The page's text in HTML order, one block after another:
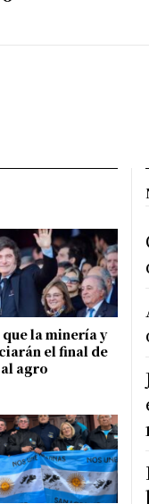
la minería y
el final de
agro